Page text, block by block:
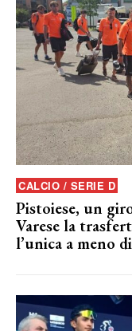
CALCIO / SERIE D
Pistoiese, un
Varese la
l’unica a meno